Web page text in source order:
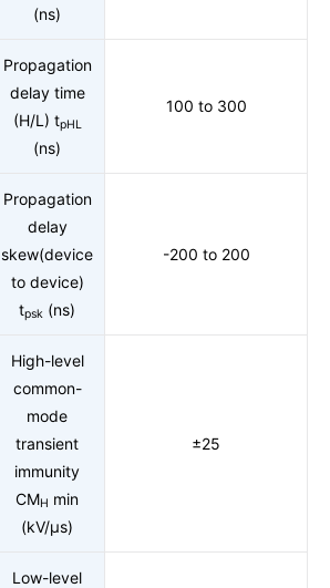
(ns)
Propagation
delay time
(H/L) tpHL
(ns)
100 to 300
Propagation
delay
skew(device
to device)
tpsk (ns)
-200 to 200
High-level
common-
mode
transient
immunity
CMH min
(kV/μs)
±25
Low-level